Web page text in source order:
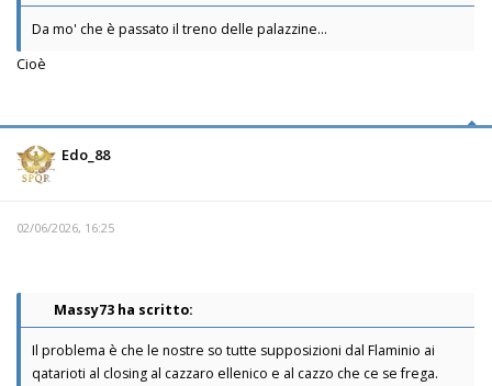
Da mo' che è passato il treno delle palazzine...
Cioè
Edo_88
02/06/2026, 16:25
Massy73 ha scritto:
Il problema è che le nostre so tutte supposizioni dal Flaminio ai
qatarioti al closing al cazzaro ellenico e al cazzo che ce se frega.